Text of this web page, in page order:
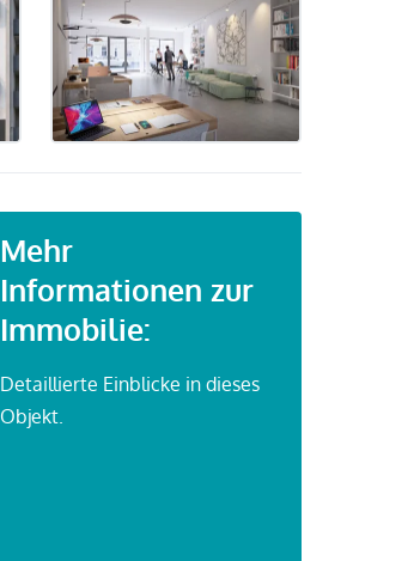
Mehr
Informationen zur
Immobilie:
Detaillierte Einblicke in dieses
Objekt.